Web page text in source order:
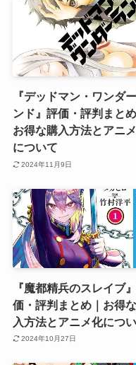
『デッドマン・ワンダ
ンド』評価・評判まとめ
お得な購入方法とアニ
について
2024年11月9日
『魔都精兵のスレイブ
価・評判まとめ｜お得
入方法とアニメ化につ
2024年10月27日